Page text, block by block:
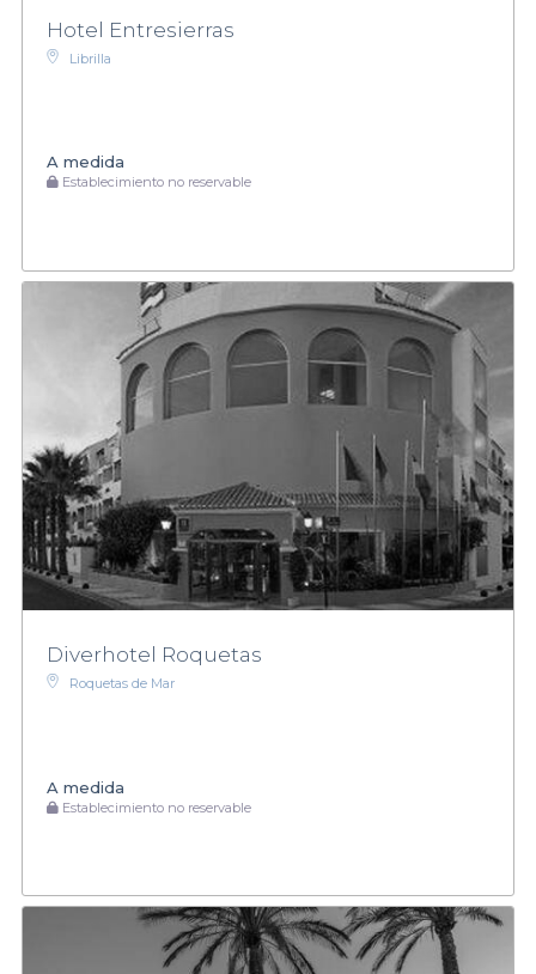
Hotel Entresierras
Librilla
A medida
Establecimiento no reservable
Diverhotel Roquetas
Roquetas de Mar
A medida
Establecimiento no reservable